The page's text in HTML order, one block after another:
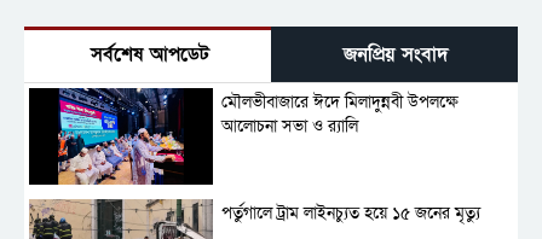
সর্বশেষ আপডেট জনপ্রিয় সংবাদ
মৌলভীবাজারে ঈদে মিলাদুন্নবী উপলক্ষে
আলোচনা সভা ও র‍্যালি
পর্তুগালে ট্রাম লাইনচ্যুত হয়ে ১৫ জনের মৃত্যু